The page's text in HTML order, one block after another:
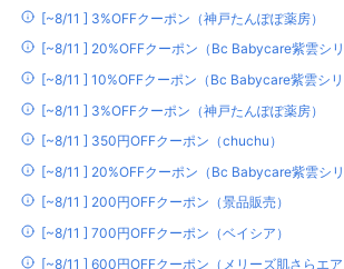
[~8/11 ] 3%OFFクーポン（神戸たんぽぽ薬房）
[~8/11 ] 20%OFFクーポン（Bc Babycare紫雲シリ
[~8/11 ] 10%OFFクーポン（Bc Babycare紫雲シリ
[~8/11 ] 3%OFFクーポン（神戸たんぽぽ薬房）
[~8/11 ] 350円OFFクーポン（chuchu）
[~8/11 ] 20%OFFクーポン（Bc Babycare紫雲シリ
[~8/11 ] 200円OFFクーポン（景品販売）
[~8/11 ] 700円OFFクーポン（ベイシア）
[~8/11 ] 600円OFFクーポン（メリーズ肌さらエア